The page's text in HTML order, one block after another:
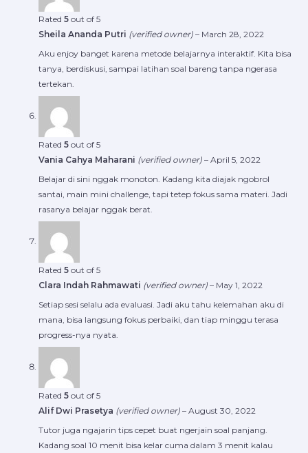
Rated 5 out of 5
Sheila Ananda Putri (verified owner) – March 28, 2022
Aku enjoy banget karena metode belajarnya interaktif. Kita bisa
tanya, berdiskusi, sampai latihan soal bareng tanpa ngerasa
tertekan.
Rated 5 out of 5
Vania Cahya Maharani (verified owner) – April 5, 2022
Belajar di sini nggak monoton. Kadang kita diajak ngobrol
santai, main mini challenge, tapi tetep fokus sama materi. Jadi
rasanya belajar nggak berat.
Rated 5 out of 5
Clara Indah Rahmawati (verified owner) – May 1, 2022
Setiap sesi selalu ada evaluasi. Jadi aku tahu kelemahan aku di
mana, bisa langsung fokus perbaiki, dan tiap minggu terasa
progress-nya nyata.
Rated 5 out of 5
Alif Dwi Prasetya (verified owner) – August 30, 2022
Tutor juga ngajarin tips cepet buat ngerjain soal panjang.
Kadang soal 10 menit bisa kelar cuma dalam 3 menit kalau